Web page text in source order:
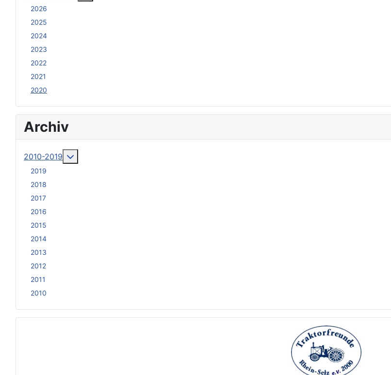
2026
2025
2024
2023
2022
2021
2020
Archiv
2010-2019
2019
2018
2017
2016
2015
2014
2013
2012
2011
2010